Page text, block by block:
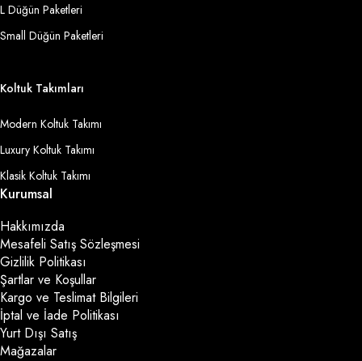
L Düğün Paketleri
Small Düğün Paketleri
Koltuk Takımları
Modern Koltuk Takımı
Luxury Koltuk Takımı
Klasik Koltuk Takımı
Kurumsal
Hakkımızda
Mesafeli Satış Sözleşmesi
Gizlilik Politikası
Şartlar ve Koşullar
Kargo ve Teslimat Bilgileri
İptal ve İade Politikası
Yurt Dışı Satış
Mağazalar